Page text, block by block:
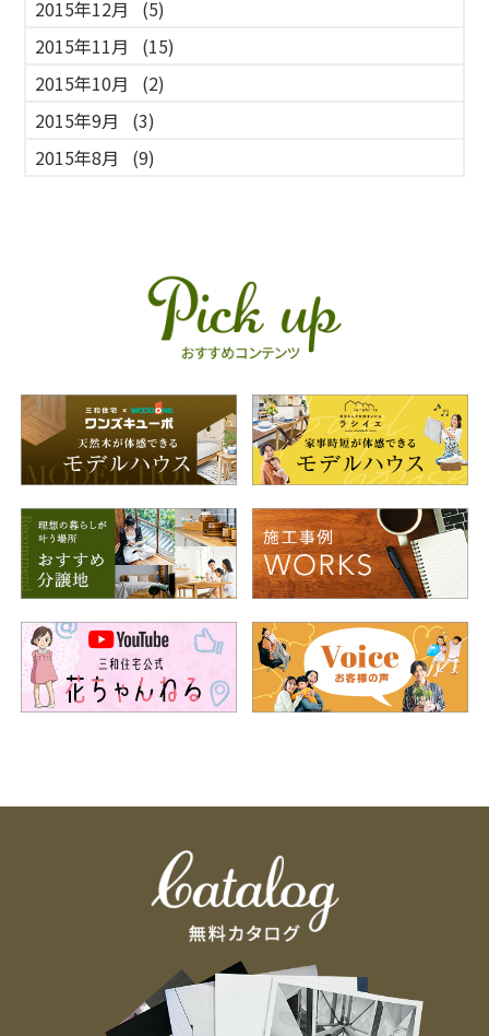
2015年12月
(5)
2015年11月
(15)
2015年10月
(2)
2015年9月
(3)
2015年8月
(9)